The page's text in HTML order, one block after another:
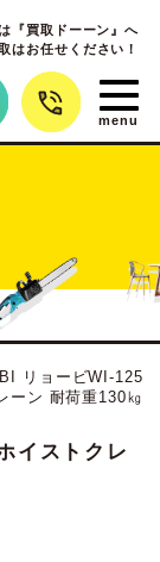
『買取ドーーン』へ
はお任せください！
リョービWI-125
ーン 耐荷重130㎏
イストクレ